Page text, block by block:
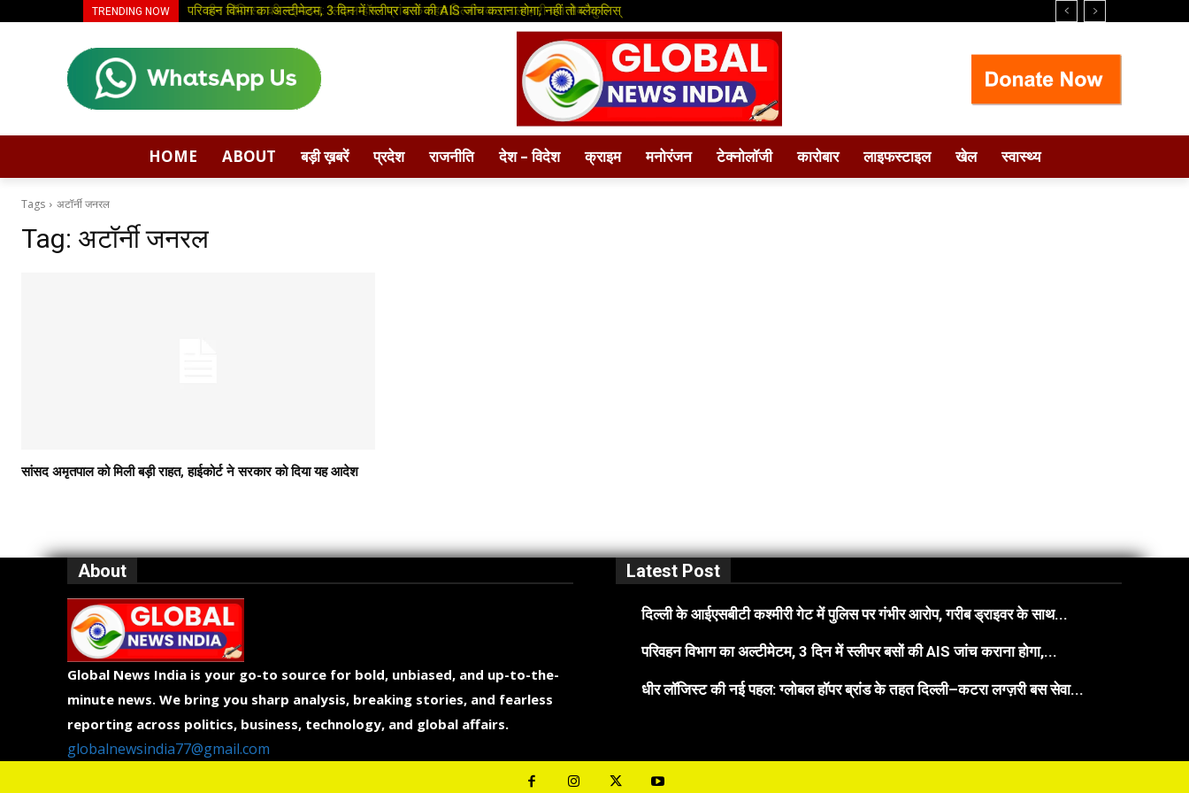
TRENDING NOW परिवहन विभाग का अल्टीमेटम, 3 दिन में स्लीपर बसों की AIS जांच कराना होगा, नहीं तो ब्लैकलिस्
धीर लॉजिस्ट की नई पहल: ग्लोबल हॉपर ब्रांड के तहत दिल्ली–कटरा लग्ज़री बस सेवा शुरू
HOME ABOUT बड़ी ख़बरें प्रदेश राजनीति देश – विदेश क्राइम मनोरंजन टेक्नोलॉजी कारोबार लाइफस्टाइल खेल स्वास्थ्य
Tags अटॉर्नी जनरल
Tag: अटॉर्नी जनरल
सांसद अमृतपाल को मिली बड़ी राहत, हाईकोर्ट ने सरकार को दिया यह आदेश
About
Global News India is your go-to source for bold, unbiased, and up-to-the-
minute news. We bring you sharp analysis, breaking stories, and fearless
reporting across politics, business, technology, and global affairs.
globalnewsindia77@gmail.com
Latest Post
दिल्ली के आईएसबीटी कश्मीरी गेट में पुलिस पर गंभीर आरोप, गरीब ड्राइवर के साथ...
परिवहन विभाग का अल्टीमेटम, 3 दिन में स्लीपर बसों की AIS जांच कराना होगा,...
धीर लॉजिस्ट की नई पहल: ग्लोबल हॉपर ब्रांड के तहत दिल्ली–कटरा लग्ज़री बस सेवा...